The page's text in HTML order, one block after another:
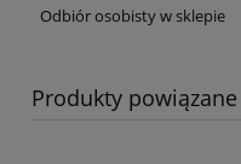
Odbiór osobisty w sklepie
Produkty powiązane